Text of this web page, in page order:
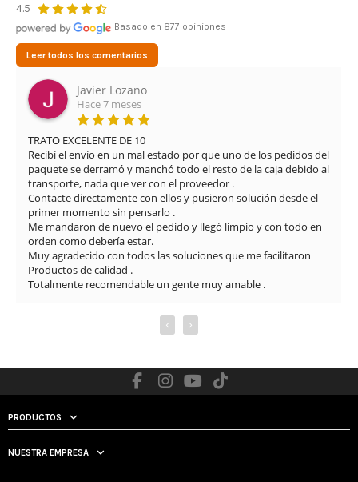
4.5
Basado en 877 opiniones
Leer todos los comentarios
Javier Lozano
Hace 7 meses
TRATO EXCELENTE DE 10
Recibí el envío en un mal estado por que uno de los pedidos del
paquete se derramó y manchó todo el resto de la caja debido al
transporte, nada que ver con el proveedor .
Contacte directamente con ellos y pusieron solución desde el
primer momento sin pensarlo .
Me mandaron de nuevo el pedido y llegó limpio y con todo en
orden como debería estar.
Muy agradecido con todos las soluciones que me facilitaron
Productos de calidad .
Totalmente recomendable un gente muy amable .
‹ ›
PRODUCTOS
NUESTRA EMPRESA